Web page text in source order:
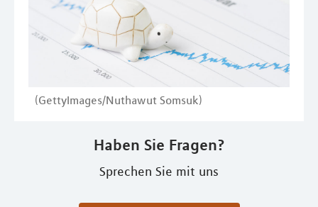
(GettyImages/Nuthawut Somsuk)
Haben Sie Fragen?
Sprechen Sie mit uns